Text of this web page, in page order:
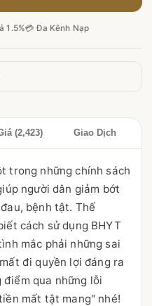
1.5%💳 Đa Kênh Nạp
(2,423) Giao Dịch
trong những chính sách
người dân giảm bớt
bệnh tật. Thế
cách sử dụng BHYT
mắc phải những sai
đi quyền lợi đáng ra
điểm qua những lỗi
mất tật mang" nhé!